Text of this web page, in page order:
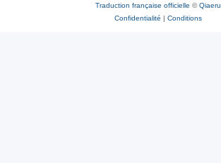
Traduction française officielle ©Qiaeru
Confidentialité | Conditions